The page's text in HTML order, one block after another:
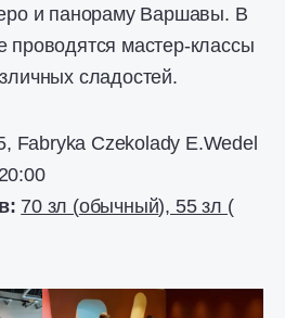
и панораму Варшавы. В
проводятся мастер-классы
сладостей.
Fabryka Czekolady E.Wedel
70 зл (обычный), 55 зл (